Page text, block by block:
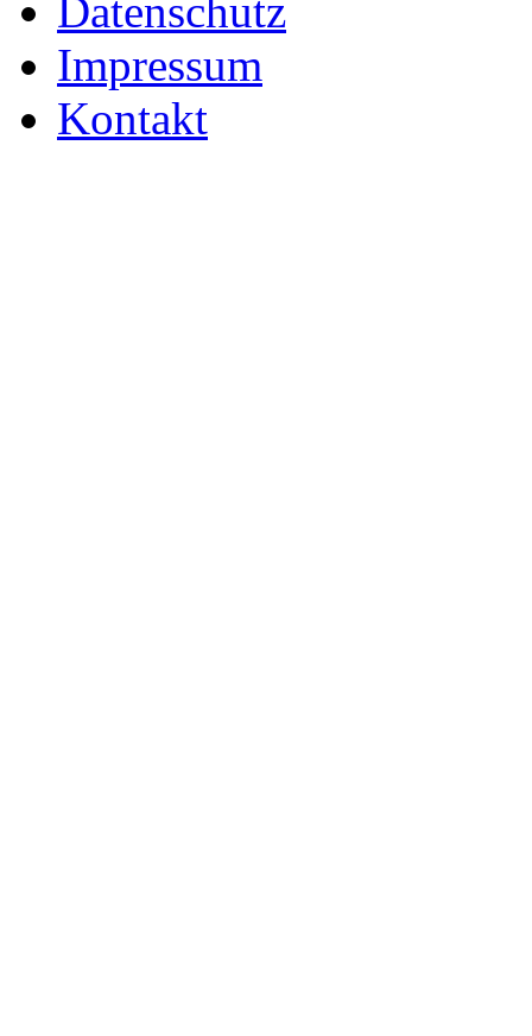
Datenschutz
Impressum
Kontakt